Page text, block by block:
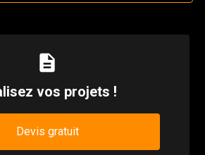
description
vos projets !
Devis gratuit